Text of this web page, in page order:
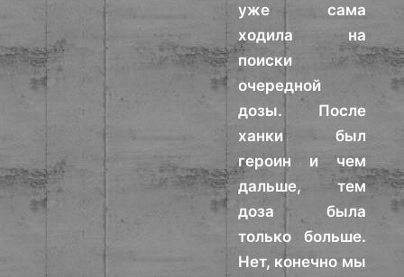
уже сама
ходила на
поиски
очередной
дозы. После
ханки был
героин и чем
дальше, тем
доза была
только больше.
Нет, конечно мы